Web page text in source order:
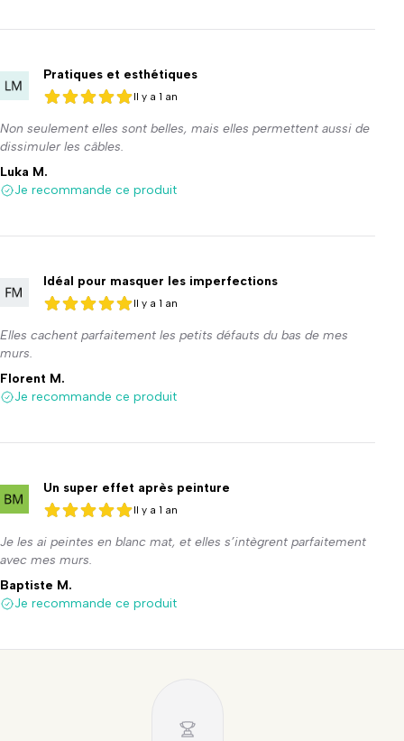
Pratiques et esthétiques
5 sur 5
5 sur 5
Il y a 1 an
Non seulement elles sont belles, mais elles permettent aussi de
dissimuler les câbles.
Luka M.
Je recommande ce produit
Idéal pour masquer les imperfections
5 sur 5
5 sur 5
Il y a 1 an
Elles cachent parfaitement les petits défauts du bas de mes
murs.
Florent M.
Je recommande ce produit
Un super effet après peinture
5 sur 5
5 sur 5
Il y a 1 an
Je les ai peintes en blanc mat, et elles s’intègrent parfaitement
avec mes murs.
Baptiste M.
Je recommande ce produit